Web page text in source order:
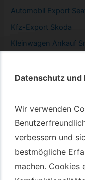
Datenschutz
Wir verwenden
verbessern und
bestmögliche
machen. Cookies
Datenschutz
Wir verwenden
verbessern und
bestmögliche
machen. Cookies
Automobil Export
Kfz-Export Skoda
Kleinwagen Ankauf
Autotransport
Autotransport
Autotransport Essen
Autoexport